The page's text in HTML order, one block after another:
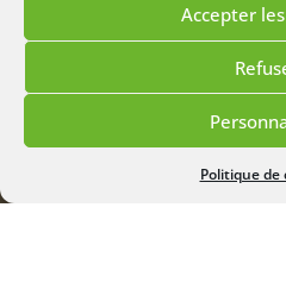
Accepter
Politique de
“ Je souhaite
minéral ”